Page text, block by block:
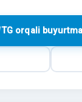
TG orqali